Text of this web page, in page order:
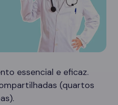
essencial e eficaz.
(quartos